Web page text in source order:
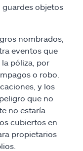
guardes objetos
nombrados,
eventos que
póliza, por
o robo.
y los
que no
no estaría
cubiertos en
propietarios